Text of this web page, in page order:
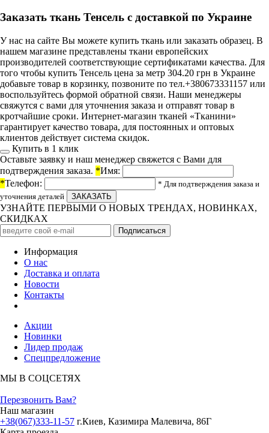
Заказать ткань Тенсель с доставкой по Украине
У нас на сайте Вы можете купить ткань или заказать образец. В
нашем магазине представлены ткани европейских
производителей соответствующие сертификатами качества. Для
того чтобы купить Тенсель цена за метр 304.20 грн в Украине
добавьте товар в корзинку, позвоните по тел.+380673331157 или
воспользуйтесь формой обратной связи. Наши менеджеры
свяжутся с вами для уточнения заказа и отправят товар в
кротчайшие сроки. Интернет-магазин тканей «Тканини»
гарантирует качество товара, для постоянных и оптовых
клиентов действует система скидок.
Купить в 1 клик
Оставьте заявку и наш менеджер свяжется с Вами для
подтверждения заказа. *Имя:
*Телефон:
* Для подтверждения заказа и
уточнения деталей
УЗНАЙТЕ ПЕРВЫМИ О НОВЫХ ТРЕНДАХ, НОВИНКАХ,
СКИДКАХ
Информация
О нас
Доставка и оплата
Новости
Контакты
Акции
Новинки
Лидер продаж
Спецпредложение
МЫ В СОЦСЕТЯХ
Перезвонить Вам?
Наш магазин
+38(067)333-11-57 г.Киев, Казимира Малевича, 86Г